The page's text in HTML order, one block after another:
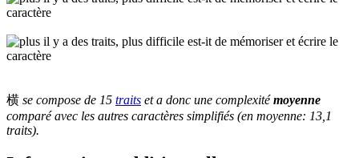
横 se compose de 15 traits et a donc une complexitémoyenne
comparé avec les autres caractères simplifiés (en moyenne: 13,1
traits).